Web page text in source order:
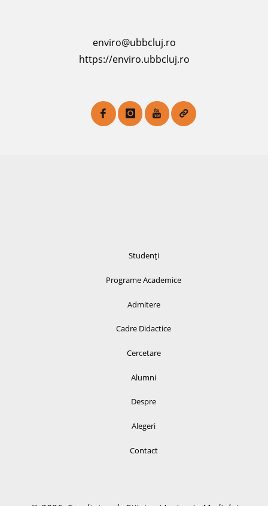
enviro@ubbcluj.ro
https://enviro.ubbcluj.ro
Studenți
Programe Academice
Admitere
Cadre Didactice
Cercetare
Alumni
Despre
Alegeri
Contact